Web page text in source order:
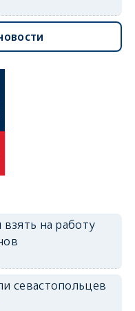
на работу
севастопольцев